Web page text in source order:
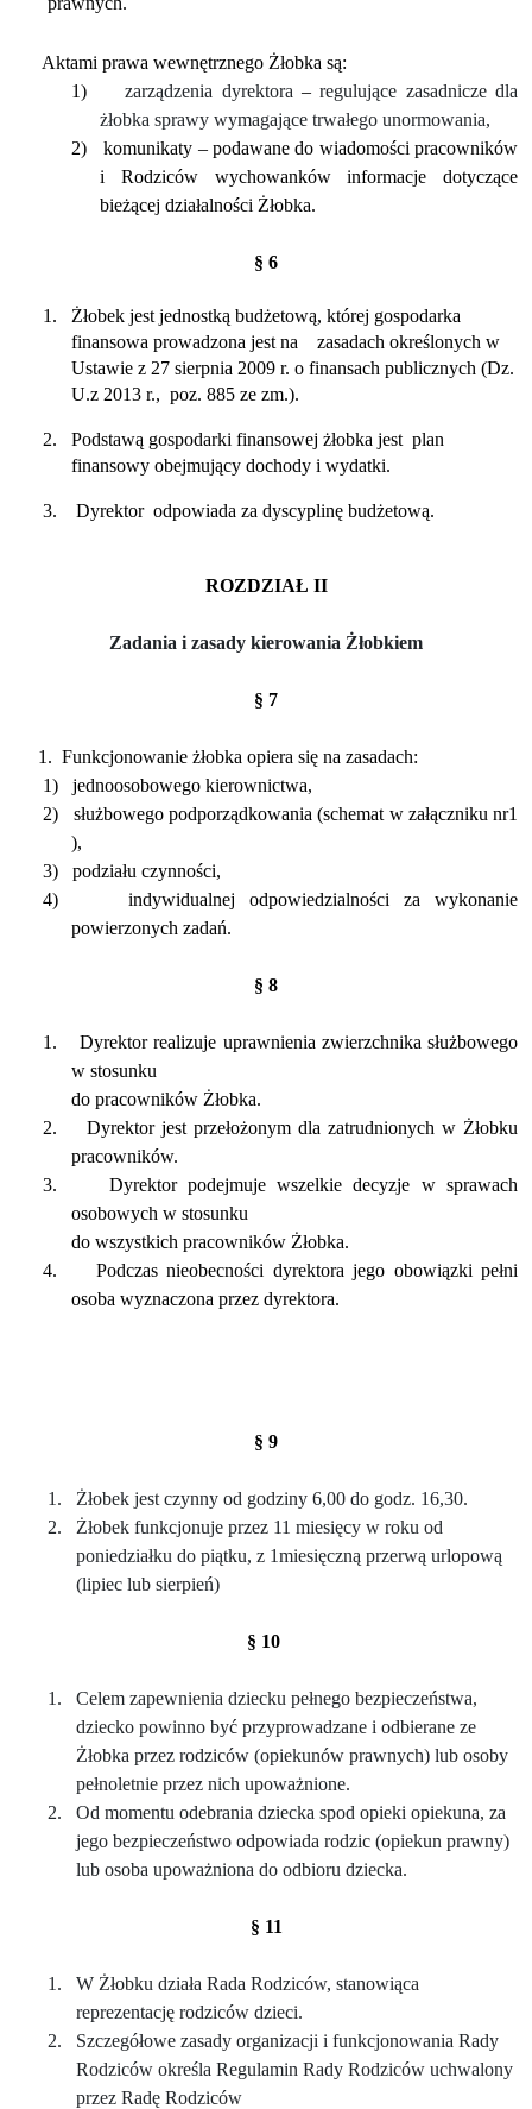
Aktami prawa wewnętrznego Żłobka są:
1)
zarządzenia dyrektora –regulujące zasadnicze dla
żłobka sprawy wymagające trwałego unormowania,
2)
komunikaty – podawane do wiadomości pracowników
i Rodziców wychowanków informacje dotyczące
bieżącej działalności Żłobka.
§ 6
1.
Żłobek jest jednostką budżetową, której gospodarka
finansowa prowadzona jest na
zasadach określonych w
Ustawie z 27 sierpnia 2009 r. o finansach publicznych (Dz.
U.z 2013 r., poz. 885 ze zm.).
2. Podstawą gospodarki finansowej żłobka jest plan
finansowy obejmujący dochody i wydatki.
3. Dyrektor odpowiada za dyscyplinę budżetową.
ROZDZIAŁ II
Zadania i zasady kierowania Żłobkiem
§ 7
1. Funkcjonowanie żłobka opiera się na zasadach:
1)
jednoosobowego kierownictwa,
2)
służbowego podporządkowania (schemat w załączniku nr1
),
3)
podziału czynności,
4)
indywidualnej odpowiedzialności za wykonanie
powierzonych zadań.
§ 8
1.
Dyrektor realizuje uprawnienia zwierzchnika służbowego
w stosunku
do pracowników Żłobka.
2.
Dyrektor jest przełożonym dla zatrudnionych w Żłobku
pracowników.
3.
Dyrektor podejmuje wszelkie decyzje w sprawach
osobowych w stosunku
do wszystkich pracowników Żłobka.
4.
Podczas nieobecności dyrektora jego obowiązki pełni
osoba wyznaczona przez dyrektora.
§ 9
1.
Żłobek jest czynny od godziny 6,00 do godz. 16,30.
2.
Żłobek funkcjonuje przez 11 miesięcy w roku od
poniedziałku do piątku, z 1miesięczną przerwą urlopową
(lipiec lub sierpień)
§ 10
1.
Celem zapewnienia dziecku pełnego bezpieczeństwa,
dziecko powinno być przyprowadzane i odbierane ze
Żłobka przez rodziców (opiekunów prawnych) lub osoby
pełnoletnie przez nich upoważnione.
2.
Od momentu odebrania dziecka spod opieki opiekuna, za
jego bezpieczeństwo odpowiada rodzic (opiekun prawny)
lub osoba upoważniona do odbioru dziecka.
§ 11
1.
W Żłobku działa Rada Rodziców, stanowiąca
reprezentację rodziców dzieci.
2.
Szczegółowe zasady organizacji i funkcjonowania Rady
Rodziców określa Regulamin Rady Rodziców uchwalony
przez Radę Rodziców